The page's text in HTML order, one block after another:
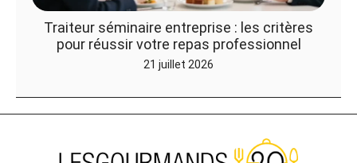
Traiteur séminaire entreprise : les critères
pour réussir votre repas professionnel
21 juillet 2026